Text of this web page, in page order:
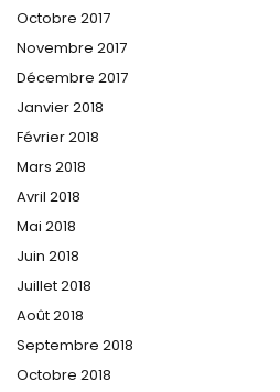
Octobre 2017
Novembre 2017
Décembre 2017
Janvier 2018
Février 2018
Mars 2018
Avril 2018
Mai 2018
Juin 2018
Juillet 2018
Août 2018
Septembre 2018
Octobre 2018